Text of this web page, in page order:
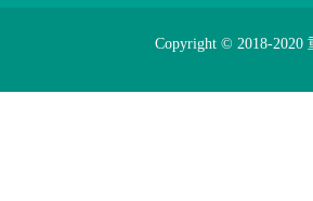
Copyright © 2018-2020